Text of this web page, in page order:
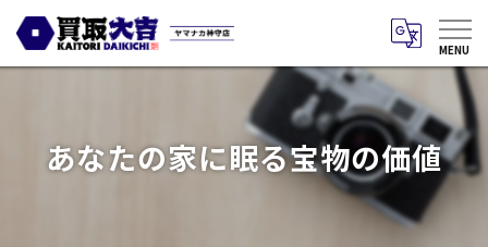
あなたの家に眠る宝物の価値